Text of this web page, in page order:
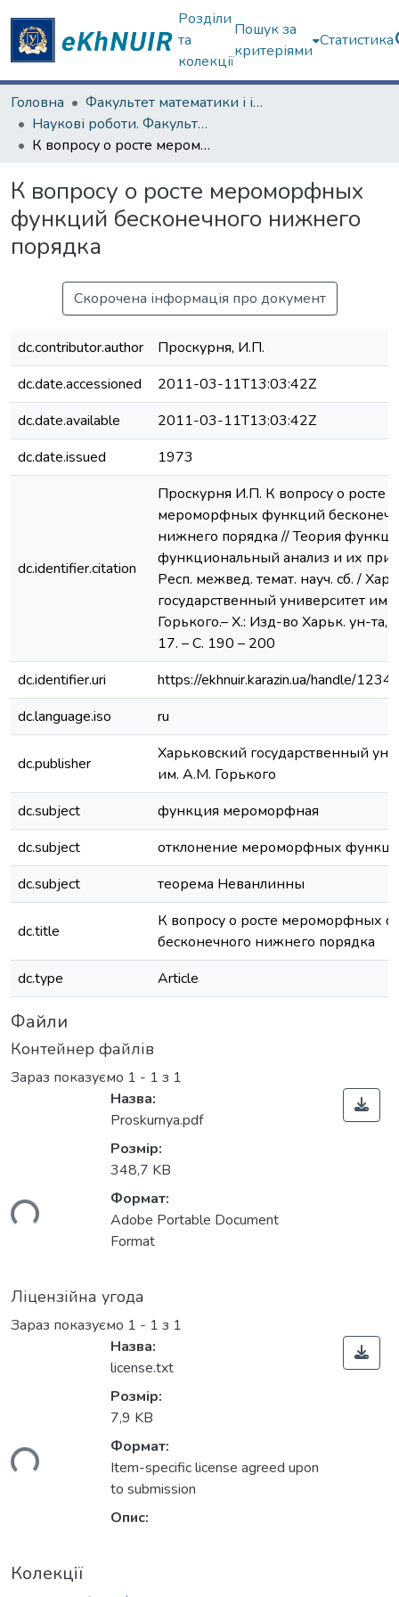
Розділи
та
колекції
Пошук за
критеріями
Статистика
Головна
Факультет математики і інформатики
Наукові роботи. Факультет математики і інформатики
К вопросу о росте мероморфных функций бесконечного нижнего порядка
К вопросу о росте мероморфных
функций бесконечного нижнего
порядка
Скорочена інформація про документ
dc.contributor.author
Проскурня, И.П.
dc.date.accessioned
2011-03-11T13:03:42Z
dc.date.available
2011-03-11T13:03:42Z
dc.date.issued
1973
dc.identifier.citation
Проскурня И.П. К вопросу о росте
мероморфных функций
нижнего порядка // Теория
функциональный анализ и их
Респ. межвед. темат. науч. сб. /
государственный университет им.
Горького.– Х.: Изд-во Харьк. ун-та,
17. – С. 190 – 200
dc.identifier.uri
https://ekhnuir.karazin.ua/handle/
dc.language.iso
ru
dc.publisher
Харьковский государственный
им. А.М. Горького
dc.subject
функция мероморфная
dc.subject
отклонение мероморфных
dc.subject
теорема Неванлинны
dc.title
К вопросу о росте мероморфных
бесконечного нижнего порядка
dc.type
Article
Файли
Контейнер файлів
Зараз показуємо 1 - 1 з 1
Назва:
Proskurnya.pdf
Розмір:
348,7 KB
Формат:
Adobe Portable Document
Format
Ліцензійна угода
Зараз показуємо 1 - 1 з 1
Назва:
license.txt
Розмір:
7,9 KB
Формат:
Item-specific license agreed upon
to submission
Опис:
Колекції